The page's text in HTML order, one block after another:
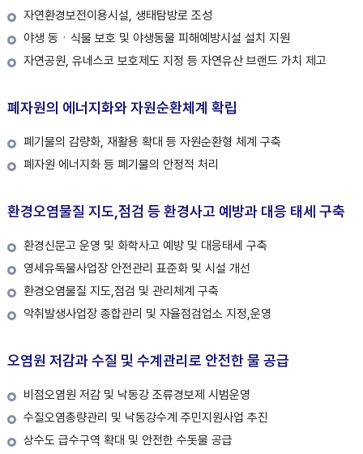
자연환경보전이용시설, 생태탐방로 조성
야생 동ㆍ식물 보호 및 야생동물 피해예방시설 설치 지원
자연공원, 유네스코 보호제도 지정 등 자연유산 브랜드 가치 제고
폐자원의 에너지화와 자원순환체계 확립
폐기물의 감량화, 재활용 확대 등 자원순환형 체계 구축
폐자원 에너지화 등 폐기물의 안정적 처리
환경오염물질 지도,점검 등 환경사고 예방과 대응 태세 구축
환경신문고 운영 및 화학사고 예방 및 대응태세 구축
영세유독물사업장 안전관리 표준화 및 시설 개선
환경오염물질 지도,점검 및 관리체계 구축
악취발생사업장 종합관리 및 자율점검업소 지정,운영
오염원 저감과 수질 및 수계관리로 안전한 물 공급
비점오염원 저감 및 낙동강 조류경보제 시범운영
수질오염총량관리 및 낙동강수계 주민지원사업 추진
상수도 급수구역 확대 및 안전한 수돗물 공급